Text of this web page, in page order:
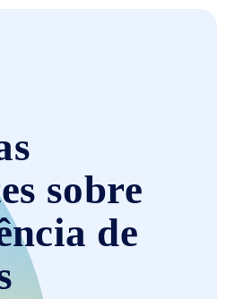
sobre
de